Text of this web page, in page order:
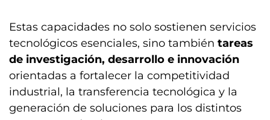
Estas capacidades no solo sostienen servicios
tecnológicos esenciales, sino también tareas
de investigación, desarrollo e innovación
orientadas a fortalecer la competitividad
industrial, la transferencia tecnológica y la
generación de soluciones para los distintos